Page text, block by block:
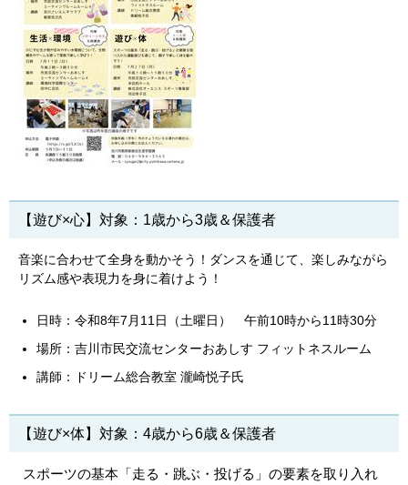
【遊び×心】対象：1歳から3歳＆保護者
音楽に合わせて全身を動かそう！ダンスを通じて、楽しみながら
リズム感や表現力を身に着けよう！
日時：令和8年7月11日（土曜日） 午前10時から11時30分
場所：吉川市民交流センターおあしす フィットネスルーム
講師：ドリーム総合教室 瀧崎悦子氏
【遊び×体】対象：4歳から6歳＆保護者
スポーツの基本「走る・跳ぶ・投げる」の要素を取り入れ